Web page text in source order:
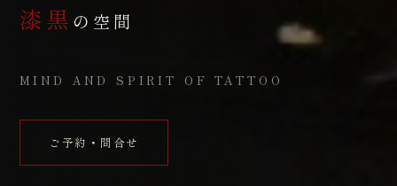
漆黒 の空間
MIND AND SPIRIT OF TATTOO
ご予約・問合せ